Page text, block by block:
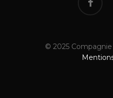
© 2025